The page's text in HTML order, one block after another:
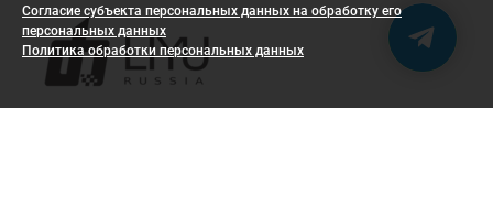
Согласие субъекта персональных данных на обработку его
персональных данных
Политика обработки персональных данных